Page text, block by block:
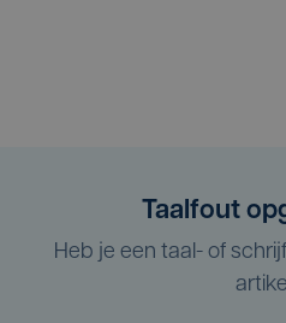
Taalfout
Heb je een taal- of